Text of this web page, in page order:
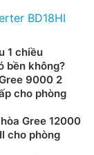
BD18HI
1 chiều
bền không?
9000 2
cho phòng
Gree 12000
cho phòng